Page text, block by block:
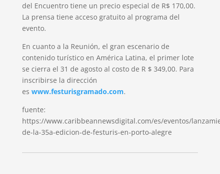
del Encuentro tiene un precio especial de R$ 170,00.
La prensa tiene acceso gratuito al programa del
evento.
En cuanto a la Reunión, el gran escenario de
contenido turístico en América Latina, el primer lote
se cierra el 31 de agosto al costo de R $ 349,00. Para
inscribirse la dirección
es www.festurisgramado.com.
fuente:
https://www.caribbeannewsdigital.com/es/eventos/
de-la-35a-edicion-de-festuris-en-porto-alegre